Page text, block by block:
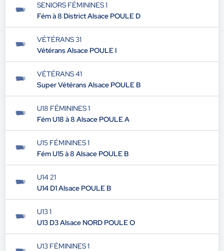
SENIORS FÉMININES 1
Fém à 8 District Alsace POULE D
VÉTÉRANS 31
Vétérans Alsace POULE I
VÉTÉRANS 41
Super Vétérans Alsace POULE B
U18 FÉMININES 1
Fém U18 à 8 Alsace POULE A
U15 FÉMININES 1
Fém U15 à 8 Alsace POULE B
U14 21
U14 D1 Alsace POULE B
U13 1
U13 D3 Alsace NORD POULE O
U13 FÉMININES 1